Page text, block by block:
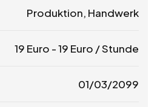
Produktion, Handwerk
19 Euro -19 Euro / Stunde
01/03/2099